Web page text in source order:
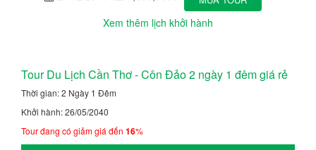
Xem thêm lịch khởi hành
Tour Du Lịch Cần Thơ - Côn Đảo 2 ngày 1 đêm giá rẻ
Thời gian: 2 Ngày 1 Đêm
Khởi hành: 26/05/2040
Tour đang có giảm giá đến 16%